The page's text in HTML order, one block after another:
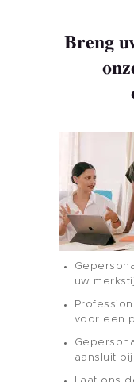
Breng
uw
voor een
aansluit